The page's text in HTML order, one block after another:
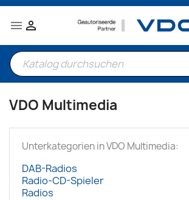
 
VDO Multimedia
Unterkategorien in VDO Multimedia:
DAB-Radios
Radio-CD-Spieler
Radios